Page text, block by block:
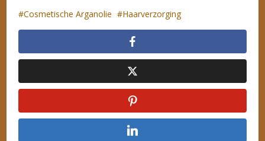
Cosmetische Arganolie Haarverzorging